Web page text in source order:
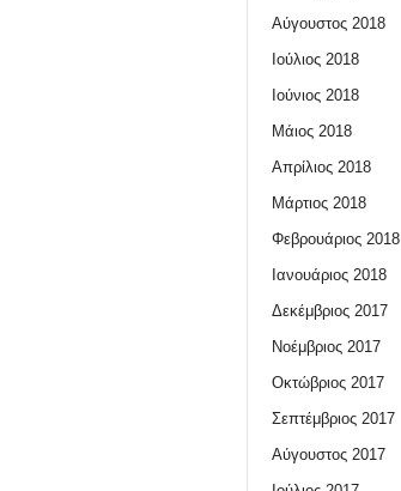
Αύγουστος 2018
Ιούλιος 2018
Ιούνιος 2018
Μάιος 2018
Απρίλιος 2018
Μάρτιος 2018
Φεβρουάριος 2018
Ιανουάριος 2018
Δεκέμβριος 2017
Νοέμβριος 2017
Οκτώβριος 2017
Σεπτέμβριος 2017
Αύγουστος 2017